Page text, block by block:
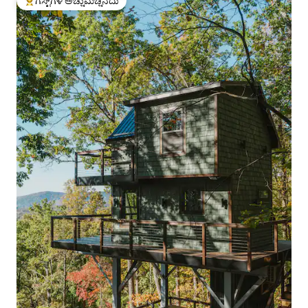
ಗೆಸ್ಟ್‌ಗಳಿಗೆ ಅತಿ ಹೆಚ್ಚು ಅಚ್ಚುಮೆಚ್ಚಿನದು